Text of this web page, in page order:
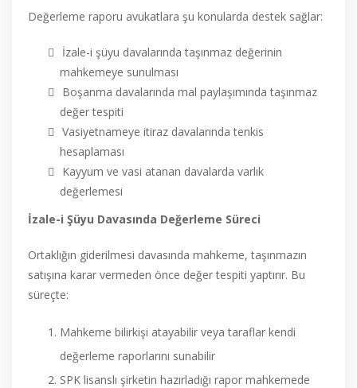
Değerleme raporu avukatlara şu konularda destek sağlar:
İzale-i şüyu davalarında taşınmaz değerinin
mahkemeye sunulması
Boşanma davalarında mal paylaşımında taşınmaz
değer tespiti
Vasiyetnameye itiraz davalarında tenkis
hesaplaması
Kayyum ve vasi atanan davalarda varlık
değerlemesi
İzale-i Şüyu Davasında Değerleme Süreci
Ortaklığın giderilmesi davasında mahkeme, taşınmazın
satışına karar vermeden önce değer tespiti yaptırır. Bu
süreçte:
Mahkeme bilirkişi atayabilir veya taraflar kendi
değerleme raporlarını sunabilir
SPK lisanslı şirketin hazırladığı rapor mahkemede